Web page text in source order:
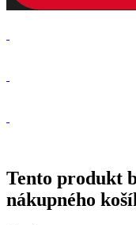
Tento produkt
nákupného